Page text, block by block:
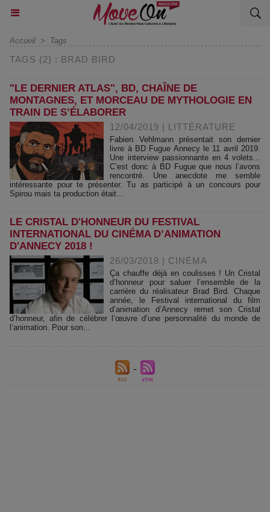
Accueil > Tags
TAGS (2) : BRAD BIRD
"LE DERNIER ATLAS", BD, CHAÎNE DE
MONTAGNES, ET MORCEAU DE MYTHOLOGIE EN
TRAIN DE S’ÉLABORER
12/04/2019 | LITTÉRATURE
Fabien Vehlmann présentait son dernier
livre à BD Fugue Annecy le 11 avril 2019.
Une interview passionnante en 4 volets...
C’est donc à BD Fugue que nous l’avons
rencontré. Une anecdote me semble
intéressante pour te présenter. Tu as participé à un concours pour
Spirou mais ta production était...
LE CRISTAL D'HONNEUR DU FESTIVAL
INTERNATIONAL DU CINÉMA D’ANIMATION
D'ANNECY 2018 !
26/03/2018 | CINÉMA
Ça chauffe déjà en coulisses ! Un Cristal
d’honneur pour saluer l’ensemble de la
carrière du réalisateur Brad Bird. Chaque
année, le Festival international du film
d’animation d’Annecy remet son Cristal
d’honneur, afin de célébrer l’œuvre d’une personnalité du monde de
l’animation. Pour son...